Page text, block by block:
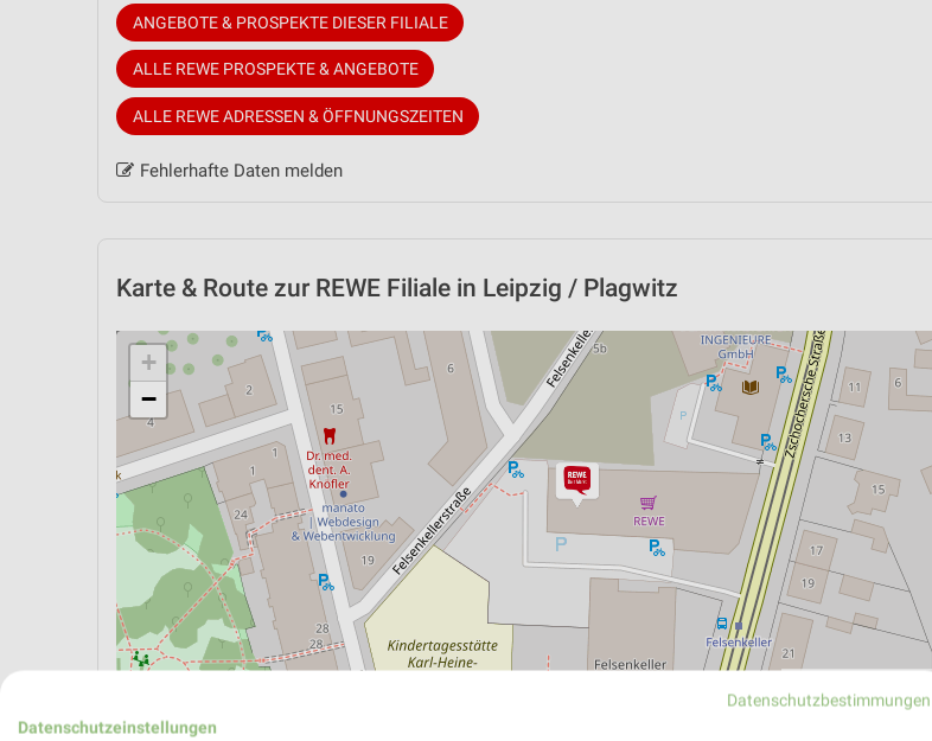
ANGEBOTE & PROSPEKTE DIESER FILIALE
ALLE REWE PROSPEKTE & ANGEBOTE
ALLE REWE ADRESSEN & ÖFFNUNGSZEITEN
Fehlerhafte Daten melden
Karte & Route zur REWE Filiale in Leipzig / Plagwitz
+
−
ÖPNV ANZEIGEN
Datenschutzbestimmungen
Datenschutzeinstellungen